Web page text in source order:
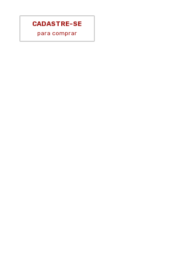
CADASTRE-SE
para comprar